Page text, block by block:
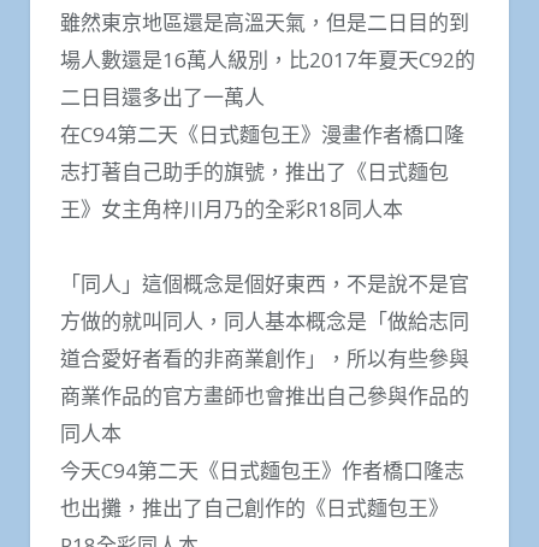
雖然東京地區還是高溫天氣，但是二日目的到
場人數還是16萬人級別，比2017年夏天C92的
二日目還多出了一萬人
在C94第二天《日式麵包王》漫畫作者橋口隆
志打著自己助手的旗號，推出了《日式麵包
王》女主角梓川月乃的全彩R18同人本
「同人」這個概念是個好東西，不是說不是官
方做的就叫同人，同人基本概念是「做給志同
道合愛好者看的非商業創作」，所以有些參與
商業作品的官方畫師也會推出自己參與作品的
同人本
今天C94第二天《日式麵包王》作者橋口隆志
也出攤，推出了自己創作的《日式麵包王》